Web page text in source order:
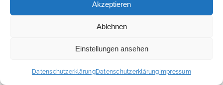
Akzeptieren
Ablehnen
Einstellungen ansehen
DatenschutzerklärungDatenschutzerklärung Impressum